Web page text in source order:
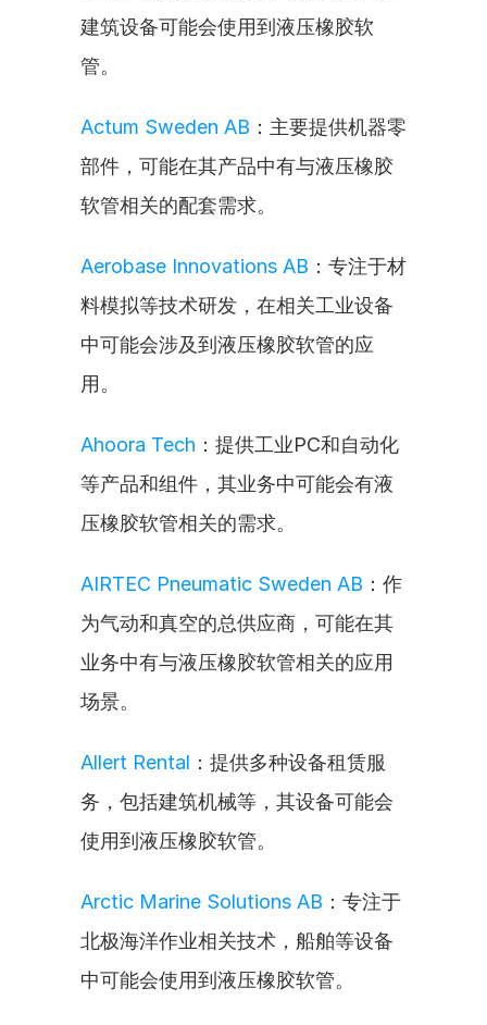
建筑设备可能会使用到液压橡胶软
管。
Actum Sweden AB ：主要提供机器零
部件，可能在其产品中有与液压橡胶
软管相关的配套需求。
Aerobase Innovations AB ：专注于材
料模拟等技术研发，在相关工业设备
中可能会涉及到液压橡胶软管的应
用。
Ahoora Tech ：提供工业PC和自动化
等产品和组件，其业务中可能会有液
压橡胶软管相关的需求。
AIRTEC Pneumatic Sweden AB ：作
为气动和真空的总供应商，可能在其
业务中有与液压橡胶软管相关的应用
场景。
Allert Rental ：提供多种设备租赁服
务，包括建筑机械等，其设备可能会
使用到液压橡胶软管。
Arctic Marine Solutions AB ：专注于
北极海洋作业相关技术，船舶等设备
中可能会使用到液压橡胶软管。